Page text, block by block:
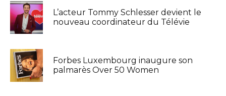
L’acteur Tommy Schlesser devient le
nouveau coordinateur du Télévie
Forbes Luxembourg inaugure son
palmarès Over 50 Women